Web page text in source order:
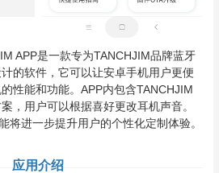
APP是一款专为TANCHJIM品牌蓝牙
的软件，它可以让安卓手机用户更便
性能和功能。APP内包含TANCHJIM
，用户可以根据喜好更改耳机声音。
将进一步提升用户的个性化定制体验。
应用介绍